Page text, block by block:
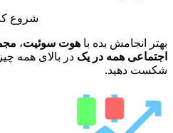
شروع
بهتر انجامش بده با هوت سوئیت،
اجتماعی همه در یک در بالای همه
شکست دهید.